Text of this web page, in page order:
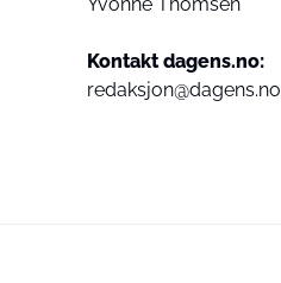
Kontakt dagens.no:
redaksjon@dagens.no